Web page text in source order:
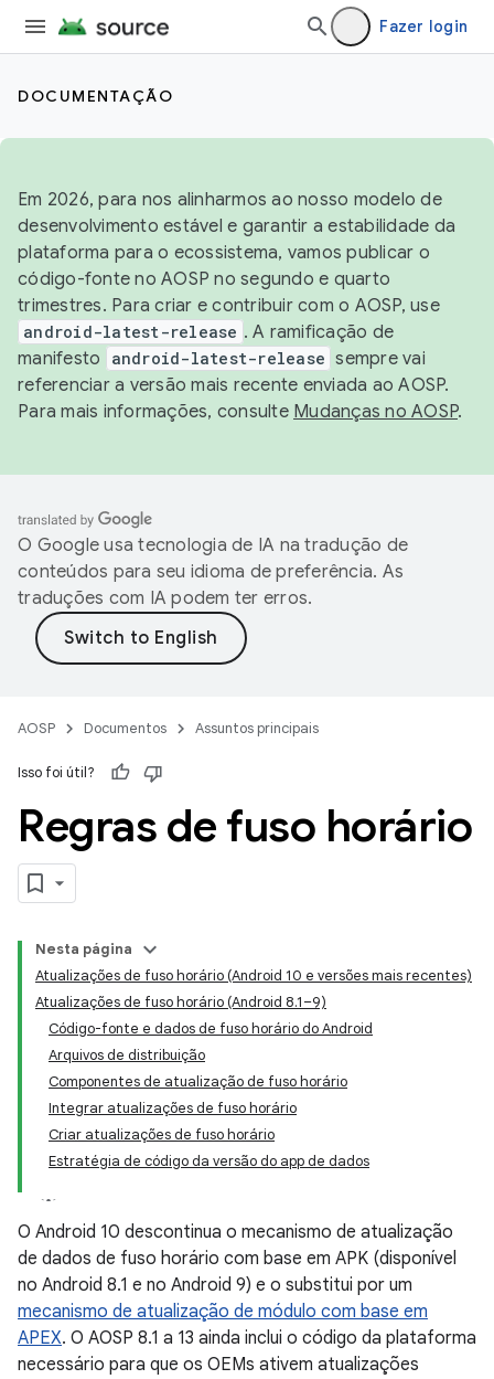
Fazer login
DOCUMENTAÇÃO
Em 2026, para nos alinharmos ao nosso modelo de
desenvolvimento estável e garantir a estabilidade da
plataforma para o ecossistema, vamos publicar o
código-fonte no AOSP no segundo e quarto
trimestres. Para criar e contribuir com o AOSP, use
android-latest-release . A ramificação de
manifesto
android-latest-release sempre vai
referenciar a versão mais recente enviada ao AOSP.
Para mais informações, consulte Mudanças no AOSP.
O Google usa tecnologia de IA na tradução de
conteúdos para seu idioma de preferência. As
traduções com IA podem ter erros.
AOSP Documentos Assuntos principais
Isso foi útil?
Regras de fuso horário
Nesta página
Atualizações de fuso horário (Android 10 e versões mais recentes)
Atualizações de fuso horário (Android 8.1–9)
Código-fonte e dados de fuso horário do Android
Arquivos de distribuição
Componentes de atualização de fuso horário
Integrar atualizações de fuso horário
Criar atualizações de fuso horário
Estratégia de código da versão do app de dados
O Android 10 descontinua o mecanismo de atualização
de dados de fuso horário com base em APK (disponível
no Android 8.1 e no Android 9) e o substitui por um
mecanismo de atualização de módulo com base em
APEX. O AOSP 8.1 a 13 ainda inclui o código da plataforma
necessário para que os OEMs ativem atualizações